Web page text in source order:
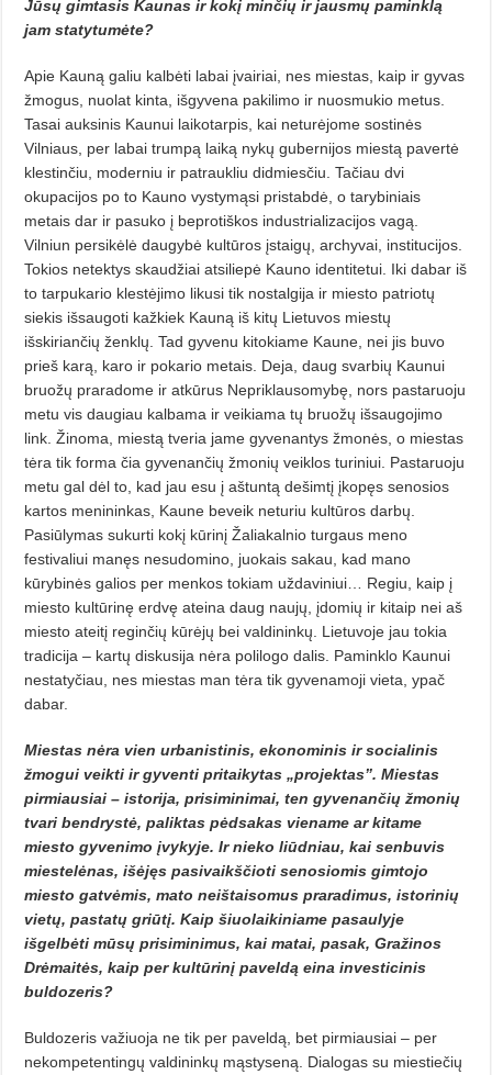
Jūsų gimtasis Kaunas ir kokį minčių ir jausmų paminklą
jam statytumėte?
Apie Kauną galiu kalbėti labai įvairiai, nes miestas, kaip ir gyvas
žmogus, nuolat kinta, išgyvena pakilimo ir nuosmukio metus.
Tasai auksinis Kaunui laikotarpis, kai neturėjome sostinės
Vilniaus, per labai trumpą laiką nykų gubernijos miestą pavertė
klestinčiu, moderniu ir patraukliu didmiesčiu. Tačiau dvi
okupacijos po to Kauno vystymąsi pristabdė, o tarybiniais
metais dar ir pasuko į beprotiškos industrializacijos vagą.
Vilniun persikėlė daugybė kultūros įstaigų, archyvai, institucijos.
Tokios netektys skaudžiai atsiliepė Kauno identitetui. Iki dabar iš
to tarpukario klestėjimo likusi tik nostalgija ir miesto patriotų
siekis išsaugoti kažkiek Kauną iš kitų Lietuvos miestų
išskiriančių ženklų. Tad gyvenu kitokiame Kaune, nei jis buvo
prieš karą, karo ir pokario metais. Deja, daug svarbių Kaunui
bruožų praradome ir atkūrus Nepriklausomybę, nors pasta­ruoju
metu vis daugiau kalbama ir veikiama tų bruožų išsaugojimo
link. Žinoma, miestą tveria jame gyvenantys žmonės, o miestas
tėra tik forma čia gyvenančių žmonių veiklos turiniui. Pastaruoju
metu gal dėl to, kad jau esu į aštuntą dešimtį įkopęs senosios
kartos menininkas, Kaune beveik neturiu kultūros darbų.
Pasiūlymas sukurti kokį kūrinį Žaliakalnio turgaus meno
festivaliui manęs nesudomino, juokais sakau, kad mano
kūrybinės galios per menkos tokiam uždaviniui… Regiu, kaip į
miesto kultūrinę erdvę ateina daug naujų, įdomių ir kitaip nei aš
miesto ateitį reginčių kūrėjų bei valdininkų. Lietuvoje jau tokia
tradicija – kartų diskusija nėra polilogo dalis. Paminklo Kaunui
nestatyčiau, nes miestas man tėra tik gyvenamoji vieta, ypač
dabar.
Miestas nėra vien urbanistinis, ekonominis ir socialinis
žmogui veikti ir gyventi pritaikytas „projektas”. Miestas
pirmiausiai – istorija, prisiminimai, ten gyvenančių žmonių
tvari bendrystė, paliktas pėdsakas viename ar kitame
miesto gyvenimo įvykyje. Ir nieko liūdniau, kai senbuvis
miestelėnas, išėjęs pasivaikščioti senosiomis gimtojo
miesto gatvėmis, mato neištaisomus praradimus, istorinių
vietų, pastatų griūtį. Kaip šiuolaikiniame pasaulyje
išgelbėti mūsų prisiminimus, kai matai, pasak, Gražinos
Drėmaitės, kaip per kultūrinį paveldą eina investicinis
buldozeris?
Buldozeris važiuoja ne tik per paveldą, bet pirmiausiai – per
nekompetentingų valdininkų mąstyseną. Dialogas su miestiečių